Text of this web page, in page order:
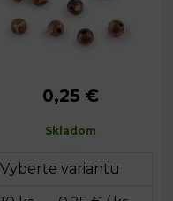
Priemer:
6 mm
0,25 €
Skladom